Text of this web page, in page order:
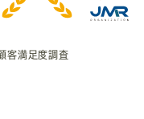
客満足度調査